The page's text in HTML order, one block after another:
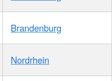
Brandenburg
Nordrhein